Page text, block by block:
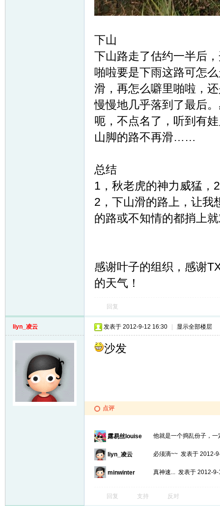
下山
下山路走了估约一半后
啪啦要是下雨这路可怎
滑，再怎么噼里啪啦，
慢慢地几乎落到了最后
呃，不点名了，听到有
山脚的路不再滑……
总结
1，秋老虎的神力威猛，
2，下山滑的路上，让
的路或不知情的都捎上
感谢叶子的组织，感谢
的天气！
回复
liyn_凌云 发表于 2012-9-12 16:30 显示全部楼层
沙发
点评
露易丝louise 他就是一个捣乱份子，
liyn_凌云 必须滴~~ 发表于 2012-
minwinter 真神速... 发表于 2012-
回复 支持 反对